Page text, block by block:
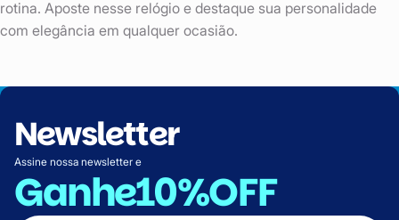
rotina. Aposte nesse relógio e destaque sua personalidade
com elegância em qualquer ocasião.
Newsletter
Assine nossa newsletter e
Ganhe10%OFF